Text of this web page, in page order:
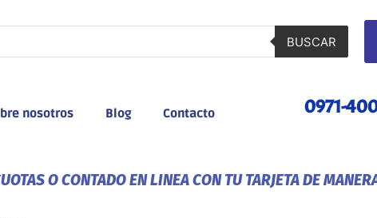
BUSCAR
nosotros Blog Contacto 0971-
O CONTADO EN LINEA CON TU TARJETA DE